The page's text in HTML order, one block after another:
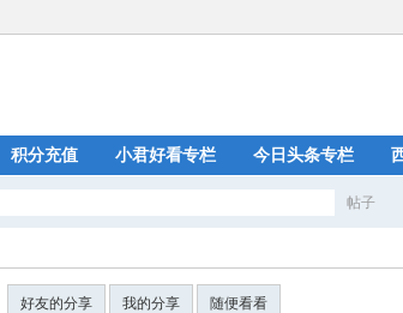
积分充值 小君好看专栏 今日头条专栏
帖子
好友的分享 我的分享 随便看看